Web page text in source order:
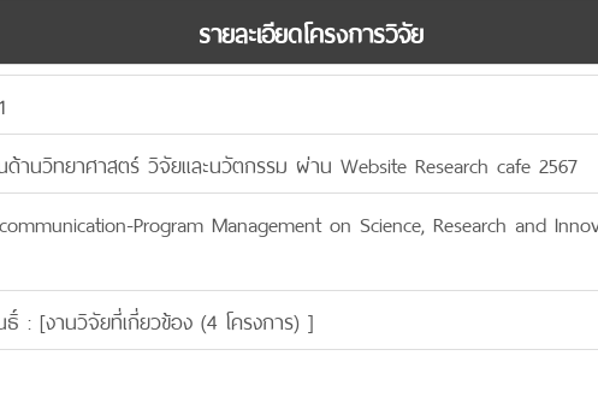
รายละเอียดโครงการวิจัย
านวิทยาศาสตร์ วิจัยและนวัตกรรม ผ่าน Website Research cafe 2567
Program Management on Science, Research and
ธิ์ : [งานวิจัยที่เกี่ยวข้อง (4 โครงการ) ]